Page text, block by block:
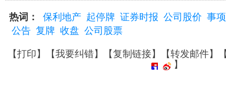
热词： 保利地产 起停牌 证券时报 公司股价 事项
公告 复牌 收盘 公司股票
【打印】【我要纠错】【复制链接】【转发邮件】
】